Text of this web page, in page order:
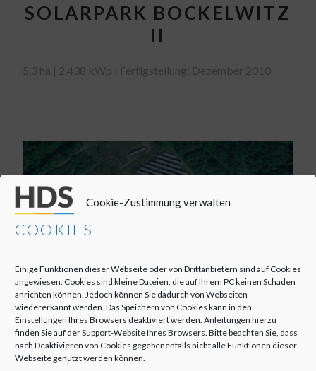
Cookie-Zustimmung verwalten
COOKIES
Einige Funktionen dieser Webseite oder von Drittanbietern sind auf Cookies
angewiesen. Cookies sind kleine Dateien, die auf Ihrem PC keinen Schaden
anrichten können. Jedoch können Sie dadurch von Webseiten
wiedererkannt werden. Das Speichern von Cookies kann in den
Einstellungen Ihres Browsers deaktiviert werden. Anleitungen hierzu
finden Sie auf der Support-Website Ihres Browsers. Bitte beachten Sie, dass
nach Deaktivieren von Cookies gegebenenfalls nicht alle Funktionen dieser
Webseite genutzt werden können.
SOLARPARK BOCKELWITZ
II
5,3 ha | 2.438 kWp | Fertigstellung: Dezember 2010
SOLARPARK LAUTA